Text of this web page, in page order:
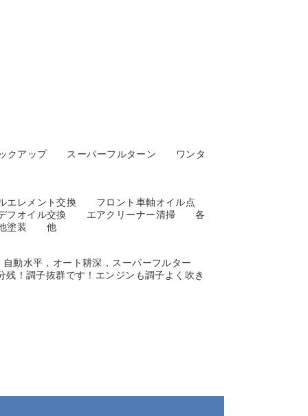
アップ スーパーフルターン ワンタ
レメント交換 フロント車軸オイル点
フオイル交換 エアクリーナー清掃 各
他塗装 他
動水平，オート耕深，スーパーフルター
！調子抜群です！エンジンも調子よく吹き